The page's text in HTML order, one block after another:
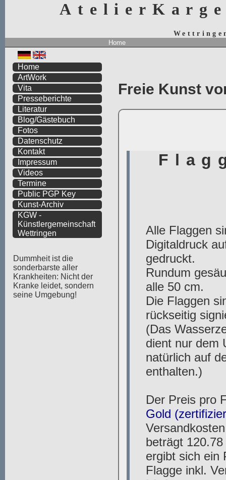
Home
Freie Kunst
Home
ArtWork
Vita
Presseberichte
Literatur
Blog/Gästebuch
Fotos
Datenschutz
Kontakt
Impressum
Videos
Termine
Public PGP Key
Kunst-Archiv
KGW -
Künstlergemeinschaft
Wettringen
Dummheit ist die
sonderbarste aller
Krankheiten: Nicht der
Kranke leidet, sondern
seine Umgebung!